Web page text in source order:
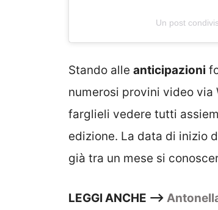
Un post
Stando alle anticipazioni
numerosi provini video
farglieli vedere tutti
edizione. La data di inizio
già tra un mese si
LEGGI ANCHE –>